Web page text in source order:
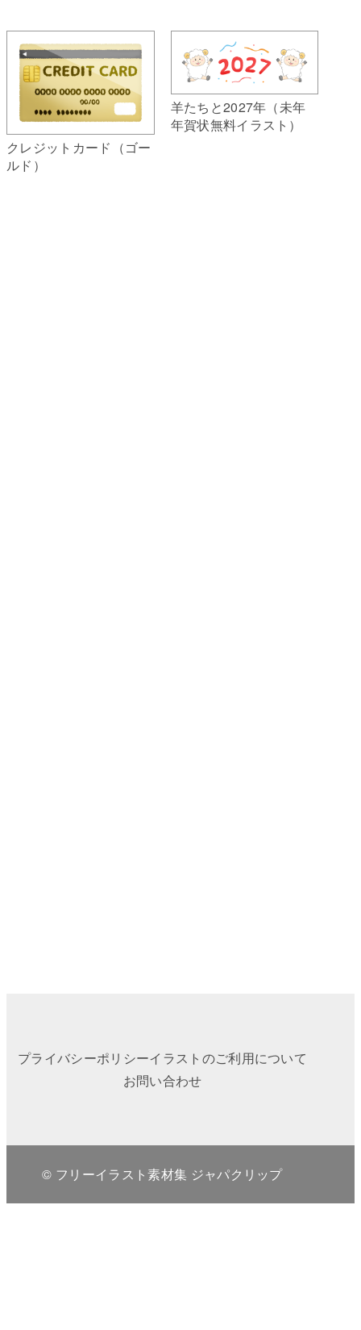
クレジットカード（ゴー
ルド）
羊たちと2027年（未年
年賀状無料イラスト）
プライバシーポリシーイラストのご利用について
お問い合わせ
© フリーイラスト素材集 ジャパクリップ